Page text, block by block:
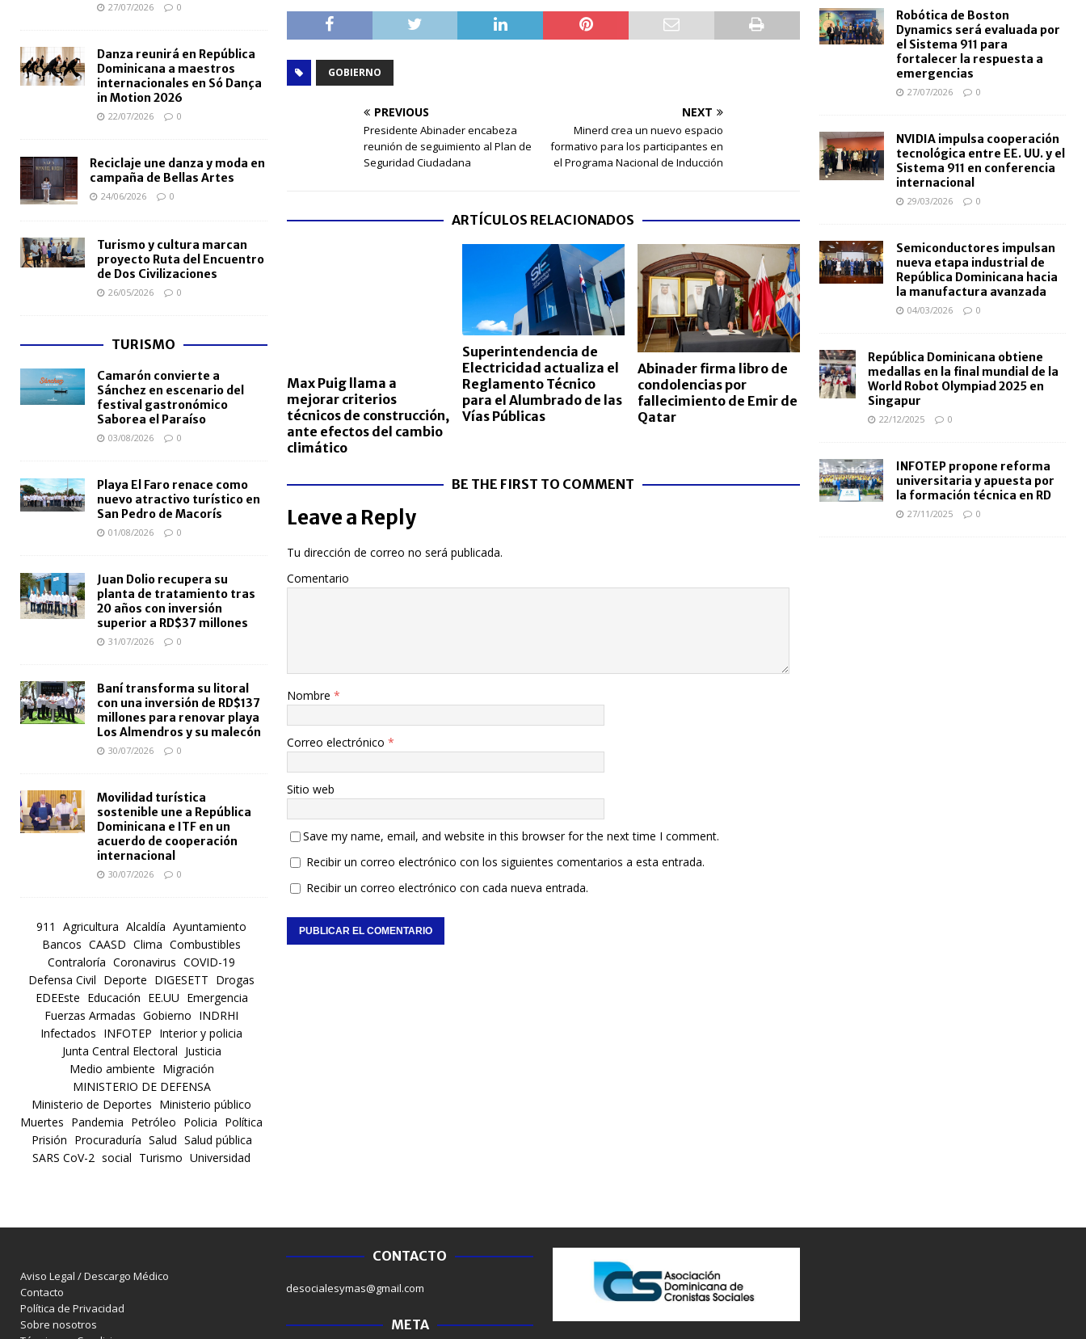
GOBIERNO
PREVIOUS
Presidente Abinader encabeza
reunión de seguimiento al Plan de
Seguridad Ciudadana
NEXT
Minerd crea un nuevo espacio
formativo para los participantes en
el Programa Nacional de Inducción
ARTÍCULOS RELACIONADOS
Max Puig llama a
mejorar criterios
técnicos de construcción,
ante efectos del cambio
climático
Superintendencia de
Electricidad actualiza el
Reglamento Técnico
para el Alumbrado de las
Vías Públicas
Abinader firma libro de
condolencias por
fallecimiento de Emir de
Qatar
BE THE FIRST TO COMMENT
Leave a Reply
Tu dirección de correo no será publicada.
Comentario
Nombre *
Correo electrónico *
Sitio web
Save my name, email, and website in this browser for the next time I comment.
Recibir un correo electrónico con los siguientes comentarios a esta entrada.
Recibir un correo electrónico con cada nueva entrada.
27/07/2026 0
Danza reunirá en República
Dominicana a maestros
internacionales en Só Dança
in Motion 2026
22/07/2026 0
Reciclaje une danza y moda en
campaña de Bellas Artes
24/06/2026 0
Turismo y cultura marcan
proyecto Ruta del Encuentro
de Dos Civilizaciones
26/05/2026 0
TURISMO
Camarón convierte a
Sánchez en escenario del
festival gastronómico
Saborea el Paraíso
03/08/2026 0
Playa El Faro renace como
nuevo atractivo turístico en
San Pedro de Macorís
01/08/2026 0
Juan Dolio recupera su
planta de tratamiento tras
20 años con inversión
superior a RD$37 millones
31/07/2026 0
Baní transforma su litoral
con una inversión de RD$137
millones para renovar playa
Los Almendros y su malecón
30/07/2026 0
Movilidad turística
sostenible une a República
Dominicana e ITF en un
acuerdo de cooperación
internacional
30/07/2026 0
911 Agricultura Alcaldía Ayuntamiento
Bancos CAASD Clima Combustibles
Contraloría Coronavirus COVID-19
Defensa Civil Deporte DIGESETT Drogas
EDEEste Educación EE.UU Emergencia
Fuerzas Armadas Gobierno INDRHI
Infectados INFOTEP Interior y policia
Junta Central Electoral Justicia
Medio ambiente Migración
MINISTERIO DE DEFENSA
Ministerio de Deportes Ministerio público
Muertes Pandemia Petróleo Policia Política
Prisión Procuraduría Salud Salud pública
SARS CoV-2 social Turismo Universidad
Robótica de Boston
Dynamics será evaluada por
el Sistema 911 para
fortalecer la respuesta a
emergencias
27/07/2026 0
NVIDIA impulsa cooperación
tecnológica entre EE. UU. y el
Sistema 911 en conferencia
internacional
29/03/2026 0
Semiconductores impulsan
nueva etapa industrial de
República Dominicana hacia
la manufactura avanzada
04/03/2026 0
República Dominicana obtiene
medallas en la final mundial de la
World Robot Olympiad 2025 en
Singapur
22/12/2025 0
INFOTEP propone reforma
universitaria y apuesta por
la formación técnica en RD
27/11/2025 0
Aviso Legal / Descargo Médico
Contacto
Política de Privacidad
Sobre nosotros
CONTACTO
desocialesymas@gmail.com
META